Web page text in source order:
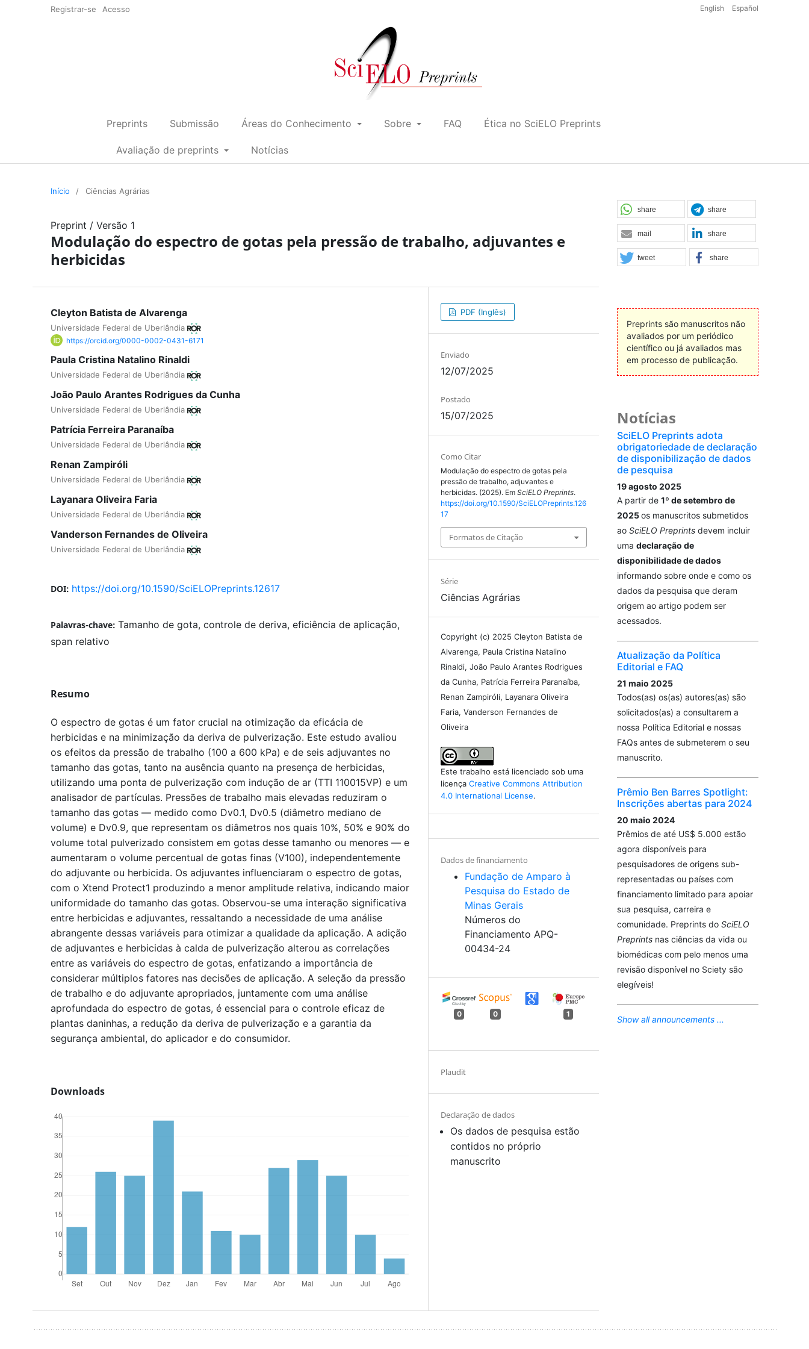
Registrar-se Acesso English Español
Preprints Submissão Áreas do Conhecimento Sobre FAQ Ética no SciELO Preprints
Avaliação de preprints Notícias
Início / Ciências Agrárias
Preprint / Versão 1
Modulação do espectro de gotas pela pressão de trabalho, adjuvantes e
herbicidas
Cleyton Batista de Alvarenga
Universidade Federal de Uberlândia
https://orcid.org/0000-0002-0431-6171
Paula Cristina Natalino Rinaldi
Universidade Federal de Uberlândia
João Paulo Arantes Rodrigues da Cunha
Universidade Federal de Uberlândia
Patrícia Ferreira Paranaíba
Universidade Federal de Uberlândia
Renan Zampiróli
Universidade Federal de Uberlândia
Layanara Oliveira Faria
Universidade Federal de Uberlândia
Vanderson Fernandes de Oliveira
Universidade Federal de Uberlândia
DOI: https://doi.org/10.1590/SciELOPreprints.12617
Palavras-chave: Tamanho de gota, controle de deriva, eficiência de aplicação,
span relativo
Resumo
O espectro de gotas é um fator crucial na otimização da eficácia de
herbicidas e na minimização da deriva de pulverização. Este estudo avaliou
os efeitos da pressão de trabalho (100 a 600 kPa) e de seis adjuvantes no
tamanho das gotas, tanto na ausência quanto na presença de herbicidas,
utilizando uma ponta de pulverização com indução de ar (TTI 110015VP) e um
analisador de partículas. Pressões de trabalho mais elevadas reduziram o
tamanho das gotas — medido como Dv0.1, Dv0.5 (diâmetro mediano de
volume) e Dv0.9, que representam os diâmetros nos quais 10%, 50% e 90% do
volume total pulverizado consistem em gotas desse tamanho ou menores — e
aumentaram o volume percentual de gotas finas (V100), independentemente
do adjuvante ou herbicida. Os adjuvantes influenciaram o espectro de gotas,
com o Xtend Protect1 produzindo a menor amplitude relativa, indicando maior
uniformidade do tamanho das gotas. Observou-se uma interação significativa
entre herbicidas e adjuvantes, ressaltando a necessidade de uma análise
abrangente dessas variáveis para otimizar a qualidade da aplicação. A adição
de adjuvantes e herbicidas à calda de pulverização alterou as correlações
entre as variáveis do espectro de gotas, enfatizando a importância de
considerar múltiplos fatores nas decisões de aplicação. A seleção da pressão
de trabalho e do adjuvante apropriados, juntamente com uma análise
aprofundada do espectro de gotas, é essencial para o controle eficaz de
plantas daninhas, a redução da deriva de pulverização e a garantia da
segurança ambiental, do aplicador e do consumidor.
Downloads
PDF (Inglês)
Enviado
12/07/2025
Postado
15/07/2025
Como Citar
Modulação do espectro de gotas pela
pressão de trabalho, adjuvantes e
herbicidas. (2025). EmSciELO Preprints.
https://doi.org/10.1590/SciELOPreprints.126
17
Formatos de Citação
Série
Ciências Agrárias
Copyright (c) 2025 Cleyton Batista de
Alvarenga, Paula Cristina Natalino
Rinaldi, João Paulo Arantes Rodrigues
da Cunha, Patrícia Ferreira Paranaíba,
Renan Zampiróli, Layanara Oliveira
Faria, Vanderson Fernandes de
Oliveira
Este trabalho está licenciado sob uma
licençaCreative Commons Attribution
4.0 International License.
Dados de financiamento
Fundação de Amparo à
Pesquisa do Estado de
Minas Gerais
Números do
Financiamento APQ-
00434-24
0 0 1
Plaudit
Declaração de dados
Os dados de pesquisa estão
contidos no próprio
manuscrito
share share
mail share
tweet share
Preprints são manuscritos não
avaliados por um periódico
científico ou já avaliados mas
em processo de publicação.
Notícias
SciELO Preprints adota
obrigatoriedade de declaração
de disponibilização de dados
de pesquisa
19 agosto 2025
A partir de 1º de setembro de
2025os manuscritos submetidos
ao SciELO Preprintsdevem incluir
uma declaração de
disponibilidade de dados
informando sobre onde e como os
dados da pesquisa que deram
origem ao artigo podem ser
acessados.
Atualização da Política
Editorial e FAQ
21 maio 2025
Todos(as) os(as) autores(as) são
solicitados(as) a consultarem a
nossa Política Editorial e nossas
FAQs antes de submeterem o seu
manuscrito.
Prêmio Ben Barres Spotlight:
Inscrições abertas para 2024
20 maio 2024
Prêmios de até US$ 5.000 estão
agora disponíveis para
pesquisadores de origens sub-
representadas ou países com
financiamento limitado para apoiar
sua pesquisa, carreira e
comunidade. Preprints do SciELO
Preprintsnas ciências da vida ou
biomédicas com pelo menos uma
revisão disponível no Sciety são
elegíveis!
Show all announcements ...